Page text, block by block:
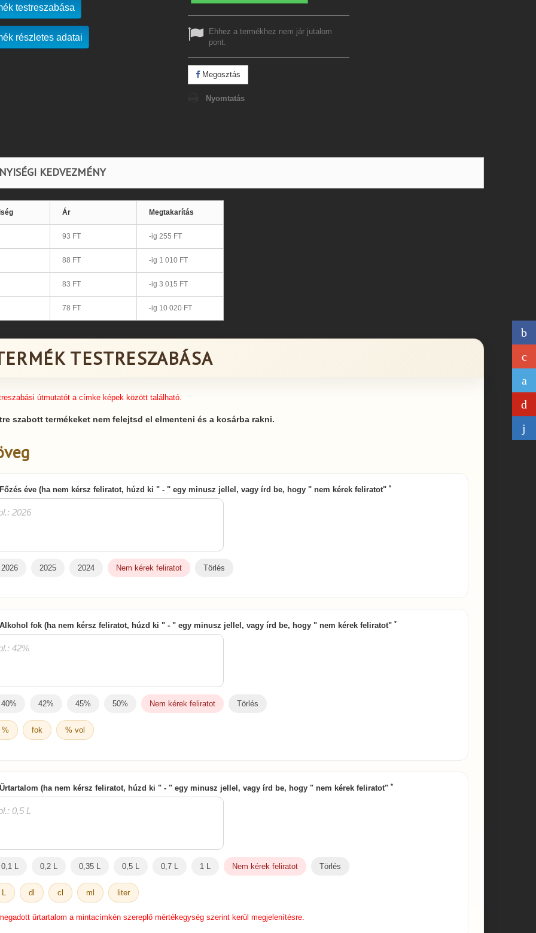
testreszabása
részletes adatai
Ehhez a termékhez nem jár jutalom
pont.
Megosztás
Nyomtatás
KEDVEZMÉNY
Ár Megtakarítás
93 FT -ig 255 FT
88 FT -ig 1 010 FT
83 FT -ig 3 015 FT
78 FT -ig 10 020 FT
TESTRESZABÁSA
útmutatót a címke képek között található.
szabott termékeket nem felejtsd el elmenteni és a kosárba rakni.
éve (ha nem kérsz feliratot, húzd ki " - " egy minusz jellel, vagy írd be, hogy " nem kérek feliratot" *
2026 2025 2024 Nem kérek feliratot Törlés
fok (ha nem kérsz feliratot, húzd ki " - " egy minusz jellel, vagy írd be, hogy " nem kérek feliratot" *
40% 42% 45% 50% Nem kérek feliratot Törlés
% fok % vol
(ha nem kérsz feliratot, húzd ki " - " egy minusz jellel, vagy írd be, hogy " nem kérek feliratot" *
0,1 L 0,2 L 0,35 L 0,5 L 0,7 L 1 L Nem kérek feliratot Törlés
L dl cl ml liter
űrtartalom a mintacímkén szereplő mértékegység szerint kerül megjelenítésre.